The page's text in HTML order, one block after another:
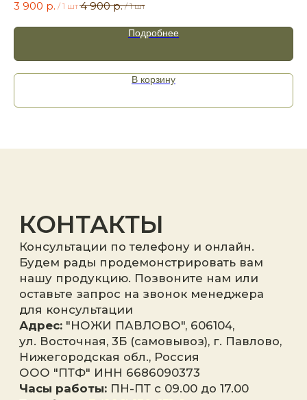
3 900 р. / 1 шт 4 900 р. / 1 шт
Подробнее
В корзину
Я принимаюполитику
конфиденциальности.
Отправить